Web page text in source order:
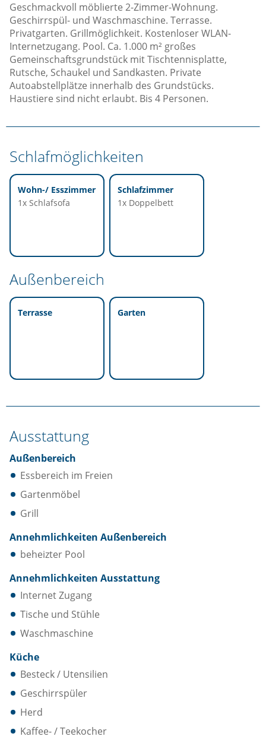
Geschmackvoll möblierte 2-Zimmer-Wohnung.
Geschirrspül- und Waschmaschine. Terrasse.
Privatgarten. Grillmöglichkeit. Kostenloser WLAN-
Internetzugang. Pool. Ca. 1.000 m² großes
Gemeinschaftsgrundstück mit Tischtennisplatte,
Rutsche, Schaukel und Sandkasten. Private
Autoabstellplätze innerhalb des Grundstücks.
Haustiere sind nicht erlaubt. Bis 4 Personen.
Schlafmöglichkeiten
Wohn-/ Esszimmer
1x Schlafsofa
Schlafzimmer
1x Doppelbett
Außenbereich
Terrasse Garten
Ausstattung
Außenbereich
Essbereich im Freien
Gartenmöbel
Grill
Annehmlichkeiten Außenbereich
beheizter Pool
Annehmlichkeiten Ausstattung
Internet Zugang
Tische und Stühle
Waschmaschine
Küche
Besteck / Utensilien
Geschirrspüler
Herd
Kaffee- / Teekocher